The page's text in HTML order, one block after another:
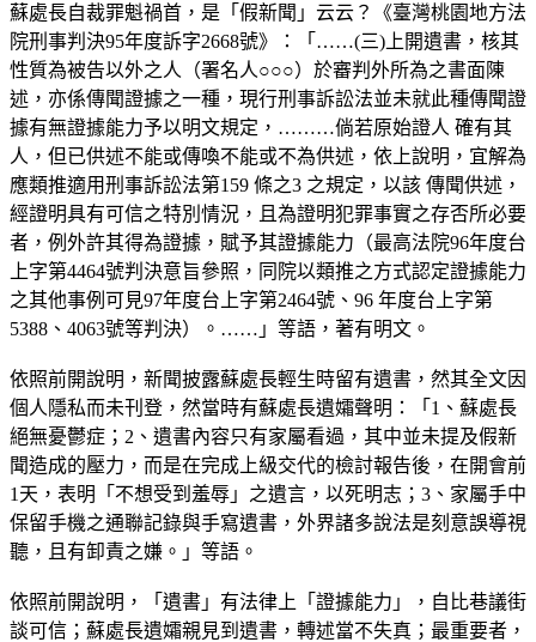
蘇處長自裁罪魁禍首，是「假新聞」云云？《臺灣桃園地方法
院刑事判決95年度訴字2668號》：「……(三)上開遺書，核其
性質為被告以外之人（署名人○○○）於審判外所為之書面陳
述，亦係傳聞證據之一種，現行刑事訴訟法並未就此種傳聞證
據有無證據能力予以明文規定，………倘若原始證人 確有其
人，但已供述不能或傳喚不能或不為供述，依上說明，宜解為
應類推適用刑事訴訟法第159 條之3 之規定，以該 傳聞供述，
經證明具有可信之特別情況，且為證明犯罪事實之存否所必要
者，例外許其得為證據，賦予其證據能力（最高法院96年度台
上字第4464號判決意旨參照，同院以類推之方式認定證據能力
之其他事例可見97年度台上字第2464號、96 年度台上字第
5388、4063號等判決）。……」等語，著有明文。
依照前開說明，新聞披露蘇處長輕生時留有遺書，然其全文因
個人隱私而未刊登，然當時有蘇處長遺孀聲明：「1、蘇處長
絕無憂鬱症；2、遺書內容只有家屬看過，其中並未提及假新
聞造成的壓力，而是在完成上級交代的檢討報告後，在開會前
1天，表明「不想受到羞辱」之遺言，以死明志；3、家屬手中
保留手機之通聯記錄與手寫遺書，外界諸多說法是刻意誤導視
聽，且有卸責之嫌。」等語。
依照前開說明，「遺書」有法律上「證據能力」，自比巷議街
談可信；蘇處長遺孀親見到遺書，轉述當不失真；最重要者，